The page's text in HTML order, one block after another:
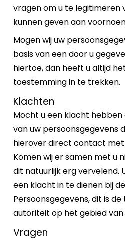
vragen om u te legitimeren
kunnen geven aan
Mogen wij uw
basis van een door u
hiertoe, dan heeft u altijd
toestemming in te trekken.
Klachten
Mocht u een klacht
van uw persoonsgegevens
hierover direct contact
Komen wij er samen met u
dit natuurlijk erg vervelend.
een klacht in te dienen bij
Persoonsgegevens, dit is
autoriteit op het gebied
Vragen